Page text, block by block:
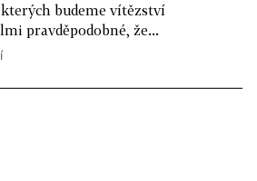
budeme vítězství
pravděpodobné, že...